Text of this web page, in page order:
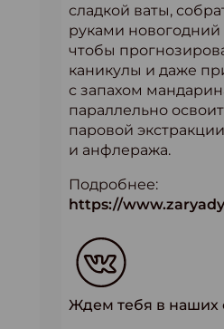
сладкой ваты,
руками
чтобы
каникулы и даже
с запахом
параллельно
паровой
и анфлеража.
Подробнее:
https://
Ждем тебя в наших